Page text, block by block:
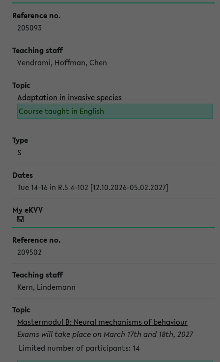
205093
Vendrami, Hoffman, Chen
Adaptation in invasive species
Course taught in English
S
Tue 14-16 in R.5 4-102 [12.10.2026-05.02.2027]
209502
Kern, Lindemann
Mastermodul B: Neural mechanisms of behaviour
Exams will take place on March 17th and 18th, 2027
Limited number of participants: 14